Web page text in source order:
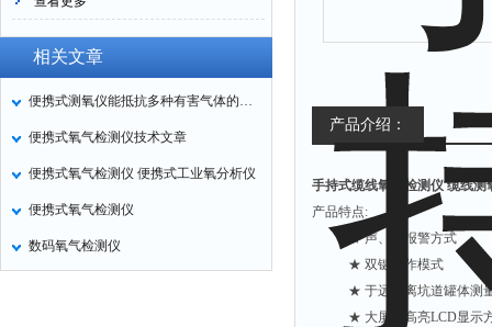
四氟化硅测定仪
一氧化碳分析仪
二氧化硅测定仪
相关文章
便携式测氧仪能抵抗多种有害气体的干扰
便携式氧气检测仪技术文章
便携式氧气检测仪 便携式工业氧分析仪
便携式氧气检测仪
数码氧气检测仪
产品介绍：
手持式缆线氧气检测仪 缆线测
产品特点:
★ 声、光报警方式
★ 双键操作模式
★ 于远距离坑道罐体测
★ 大屏幕高亮LCD显示